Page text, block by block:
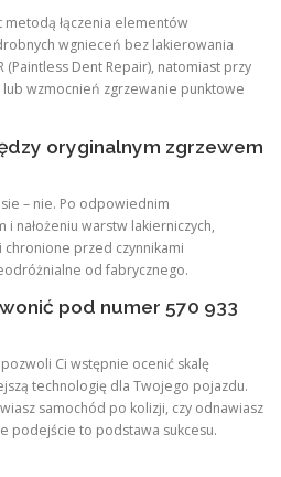
łączenia elementów
wgnieceń bez lakierowania
(Paintless Dent Repair), natomiast przy
wzmocnień zgrzewanie punktowe
oryginalnym zgrzewem
– nie. Po odpowiednim
nałożeniu warstw lakierniczych,
chronione przed czynnikami
od fabrycznego.
pod numer 570 933
Ci wstępnie ocenić skalę
technologię dla Twojego pojazdu.
samochód po kolizji, czy odnawiasz
podejście to podstawa sukcesu.